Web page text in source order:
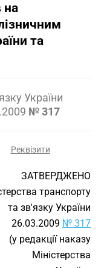
на
та
України
№ 317
Реквізити
ЗАТВЕРДЖЕНО
транспорту
та зв'язку України
26.03.2009 № 317
(у редакції наказу
Міністерства